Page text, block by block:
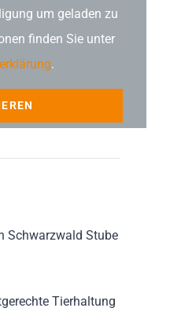
um geladen zu
finden Sie unter
.
Schwarzwald Stube
Tierhaltung